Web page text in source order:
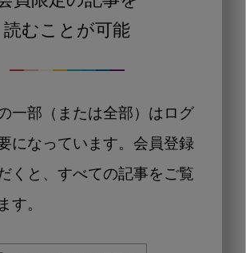
読むことが可能
一部（または全部）はログ
になっています。会員登録
くと、すべての記事をご覧
す。